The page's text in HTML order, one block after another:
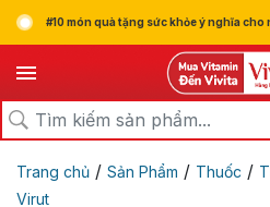
#10 món quà tặng sức khỏe ý nghĩa cho
Trang chủ / Sản Phẩm / Thuốc /
Virut